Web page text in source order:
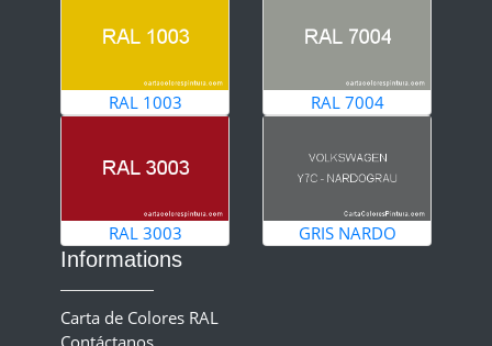
RAL 1003 RAL 7004
RAL 3003 GRIS NARDO
Informations
Carta de Colores RAL